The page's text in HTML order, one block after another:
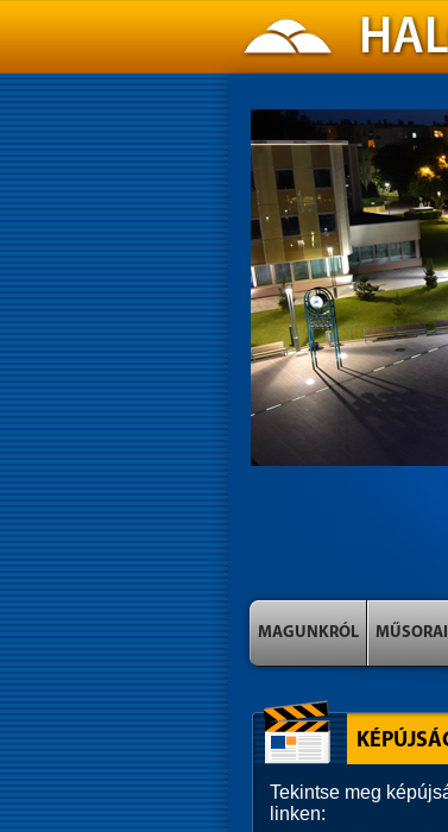
MAGUNKRÓL
Tekintse meg
linken: